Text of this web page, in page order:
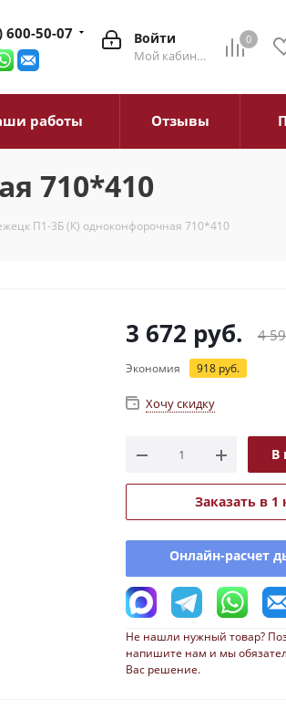
0
Войти
Мой кабинет
600-50-07
работы Отзывы
710*410
П1-3Б (К) одноконфорочная 710*410
3 672 руб. 4
Экономия 918 руб.
Хочу скидку
В
Заказать в 1
Онлайн-расчет
Не нашли нужный товар?
напишите нам и мы
Вас решение.